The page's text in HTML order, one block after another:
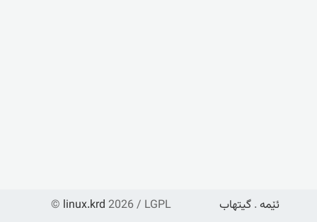
© linux.krd 2026 / LGPL ئێمە . گیتهاب